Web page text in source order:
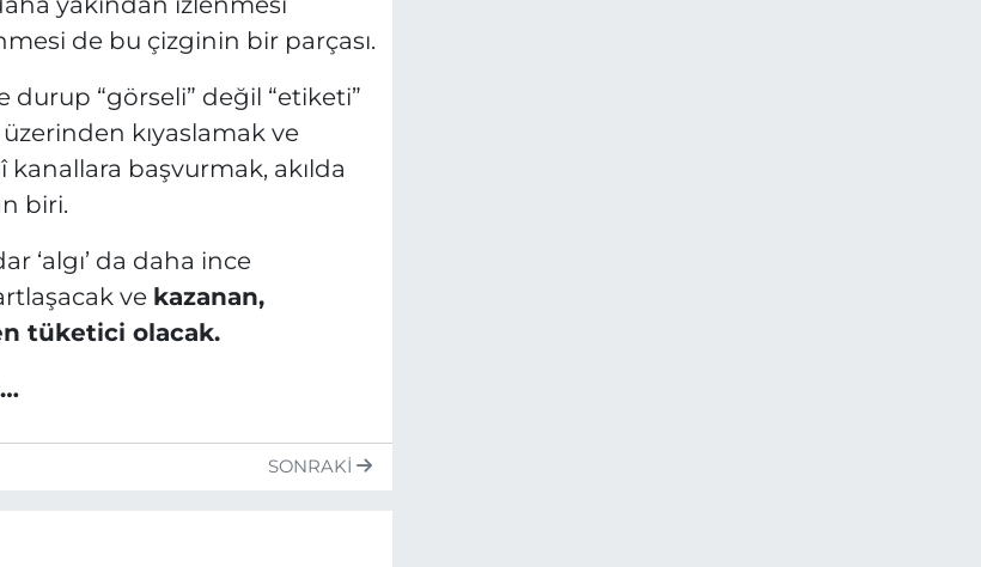
de bu çizginin bir parçası.
durup “görseli” değil “etiketi”
kıyaslamak ve
başvurmak, akılda
biri.
‘algı’ da daha ince
ve kazanan,
tüketici olacak.
SONRAKI